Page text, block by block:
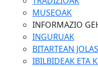
MUSEOAK
INFORMAZIO
INGURUAK
BITARTEAN
IBILBIDEAK ETA